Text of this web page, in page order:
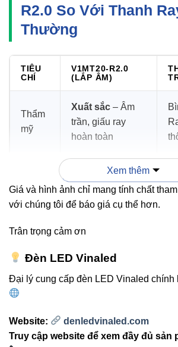
R2.0 So Với Thanh
Thường
TIÊU
CHÍ
V1MT20-R2.0
(LẮP ÂM)
Thẩm
mỹ
Xuất sắc – Âm
trần, giấu ray
hoàn toàn
hoạt
Gắn – tháo – đổi
hướng bằng nam
châm
An
đồng
bộ
tuyệt đối
rộng
liền mạch
Xem thêm
Giá và hình ảnh chỉ mang tính chất
với chúng tôi để báo giá cụ thể hơn.
Trân trọng cảm ơn
Đèn LED Vinaled
Đại lý cung cấp đèn LED Vinaled chính
Website:
denledvinaled.com
Truy cập website để xem đầy đủ sản